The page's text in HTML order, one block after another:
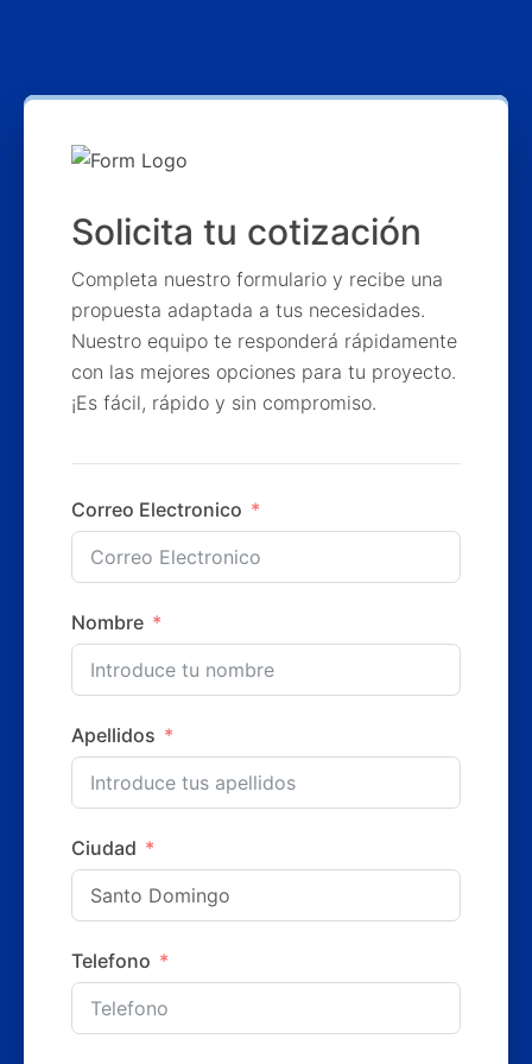
Solicita tu cotización
Completa nuestro formulario y recibe una
propuesta adaptada a tus necesidades.
Nuestro equipo te responderá rápidamente
con las mejores opciones para tu proyecto.
¡Es fácil, rápido y sin compromiso.
Correo Electronico
Nombre
Apellidos
Ciudad
Telefono